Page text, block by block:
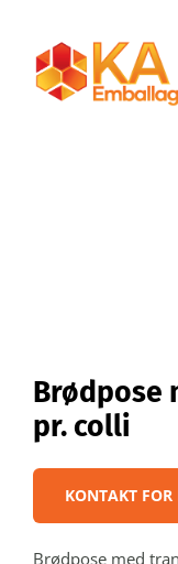
content
Brødpose
pr. colli
KONTAKT FOR
Brødpose med